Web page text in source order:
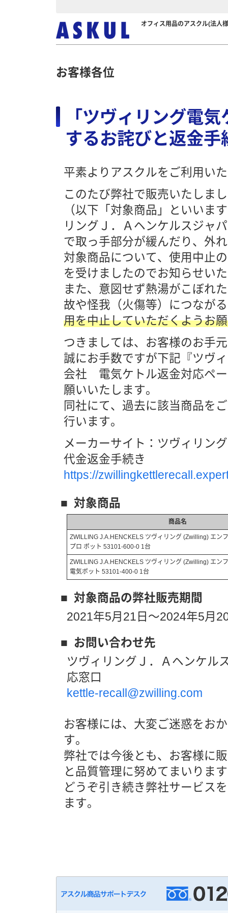
オフィス用品のアスクル(法人
お客様各位
「ツヴィリング電
するお詫びと返金手
平素よりアスクルをご利用い
このたび弊社で販売いたしま
（以下「対象商品」といいま
リングＪ．Ａヘンケルスジャ
で取っ手部分が緩んだり、外
対象商品について、使用中止
を受けましたのでお知らせい
また、意図せず熱湯がこぼれ
故や怪我（火傷等）につなが
用を中止していただくようお
つきましては、お客様のお手
誠にお手数ですが下記『ツヴ
会社 電気ケトル返金対応ペ
願いいたします。
同社にて、過去に該当商品を
行います。
メーカーサイト：ツヴィリン
代金返金手続き
https://
■ 対象商品
商品名
ZWILLING J.A.HENCKELS ツヴィリング (Zwilling) エン
プロ ポット 53101-600-0 1台
ZWILLING J.A.HENCKELS ツヴィリング (Zwilling) エン
電気ポット 53101-400-0 1台
■ 対象商品の弊社販売期間
2021年5月21日～2024年5月
■ お問い合わせ先
ツヴィリングＪ．Ａヘンケ
応窓口
kettle-recall@zwilling.com
お客様には、大変ご迷惑をお
す。
弊社では今後とも、お客様に
と品質管理に努めてまいりま
どうぞ引き続き弊社サービス
ます。